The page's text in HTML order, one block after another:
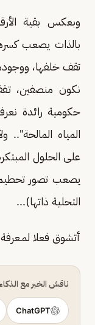
وبعكس بقية
بالذات يصعب
تقف خلفها،
نكون منصفين،
حكومية رائدة
المياه
على الحلول
يصعب تصور
التحلية ذاتها)...
أتشوق فعلا
ناقش الخبر مع
ChatGPT